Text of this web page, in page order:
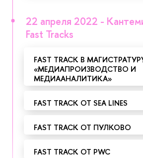
22 апреля 2022 -
Fast Tracks
FAST TRACK В
«МЕДИАПРОИЗВОДСТВО И
МЕДИААНАЛИТИКА»
FAST TRACK ОТ SEA LINES
FAST TRACK ОТ ПУЛКОВО
FAST TRACK ОТ PWC